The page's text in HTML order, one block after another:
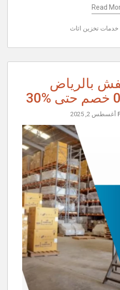
Read
خدمات تخزين اثاث
بالرياض
أغسطس 2, 2025